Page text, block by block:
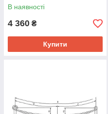
В наявності
4 360 ₴
Купити